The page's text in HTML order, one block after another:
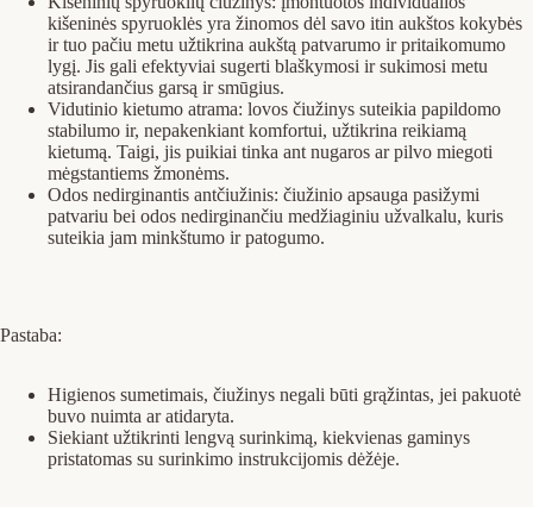
kišeninės spyruoklės yra žinomos dėl savo itin aukštos kokybės
ir tuo pačiu metu užtikrina aukštą patvarumo ir pritaikomumo
lygį. Jis gali efektyviai sugerti blaškymosi ir sukimosi metu
atsirandančius garsą ir smūgius.
Vidutinio kietumo atrama: lovos čiužinys suteikia papildomo
stabilumo ir, nepakenkiant komfortui, užtikrina reikiamą
kietumą. Taigi, jis puikiai tinka ant nugaros ar pilvo miegoti
mėgstantiems žmonėms.
Odos nedirginantis antčiužinis: čiužinio apsauga pasižymi
patvariu bei odos nedirginančiu medžiaginiu užvalkalu, kuris
suteikia jam minkštumo ir patogumo.
Pastaba:
Higienos sumetimais, čiužinys negali būti grąžintas, jei pakuotė
buvo nuimta ar atidaryta.
Siekiant užtikrinti lengvą surinkimą, kiekvienas gaminys
pristatomas su surinkimo instrukcijomis dėžėje.